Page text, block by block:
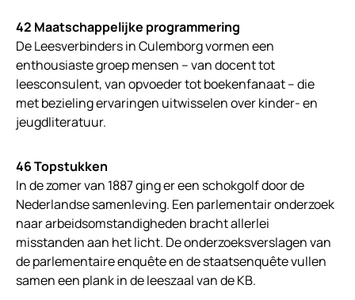
42 Maatschappelijke programmering
De Leesverbinders in Culemborg vormen een
enthousiaste groep mensen – van docent tot
leesconsulent, van opvoeder tot boekenfanaat – die
met bezieling ervaringen uitwisselen over kinder- en
jeugdliteratuur.
46 Topstukken
In de zomer van 1887 ging er een schokgolf door de
Nederlandse samenleving. Een parlementair onderzoek
naar arbeidsomstandigheden bracht allerlei
misstanden aan het licht. De onderzoeksverslagen van
de parlementaire enquête en de staatsenquête vullen
samen een plank in de leeszaal van de KB.